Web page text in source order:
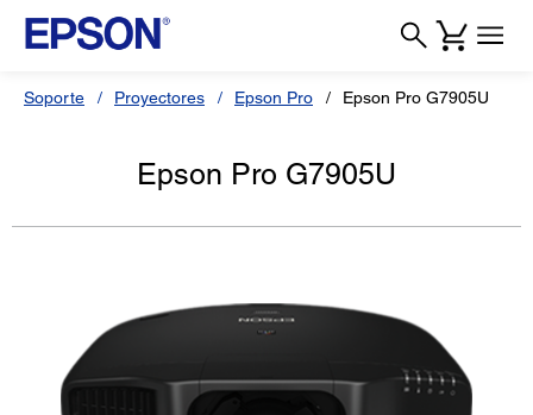
Soporte Proyectores Epson Pro Epson Pro G7905U
Epson Pro G7905U